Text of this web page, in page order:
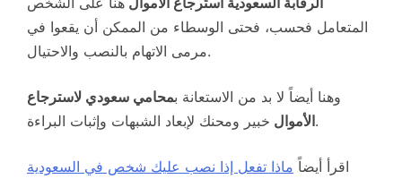
المتعامل فحسب، فحتى الوسطاء من الممكن أن يقعوا في
مرمى الاتهام بالنصب والاحتيال.
وهنا أيضاً لا بد من الاستعانة بمحامي سعودي لاسترجاع
الأموالخبير ومحنك لإبعاد الشبهات وإثبات البراءة.
اقرأ أيضاً ماذا تفعل إذا نصب عليك شخص في السعودية